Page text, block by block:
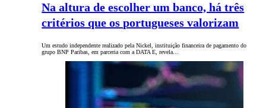
Na altura de escolher um banco, há três
critérios que os portugueses valorizam
Um estudo independente realizado pela Nickel, instituição financeira de pagamento do
grupo BNP Paribas, em parceria com a DATA E, revela…